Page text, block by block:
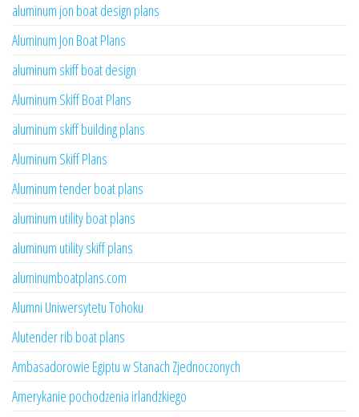
aluminum jon boat design plans
Aluminum Jon Boat Plans
aluminum skiff boat design
Aluminum Skiff Boat Plans
aluminum skiff building plans
Aluminum Skiff Plans
Aluminum tender boat plans
aluminum utility boat plans
aluminum utility skiff plans
aluminumboatplans.com
Alumni Uniwersytetu Tohoku
Alutender rib boat plans
Ambasadorowie Egiptu w Stanach Zjednoczonych
Amerykanie pochodzenia irlandzkiego